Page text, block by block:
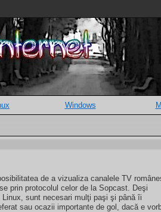
Windows
de a vizualiza canalele TV
prin protocolul celor de la Sopcast. Deşi
sunt necesari mulţi paşi şi până îi
sau ocazii importante de gol, dacă e